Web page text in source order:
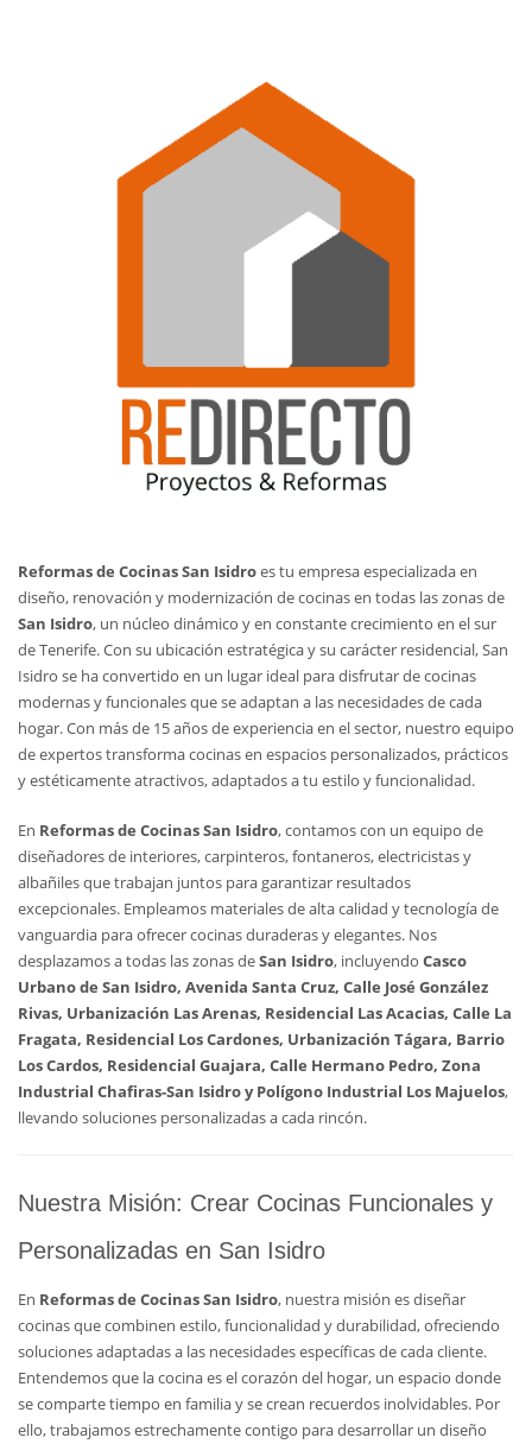
Reformas de Cocinas San Isidroes tu empresa especializada en
diseño, renovación y modernización de cocinas en todas las zonas de
San Isidro, un núcleo dinámico y en constante crecimiento en el sur
de Tenerife. Con su ubicación estratégica y su carácter residencial, San
Isidro se ha convertido en un lugar ideal para disfrutar de cocinas
modernas y funcionales que se adaptan a las necesidades de cada
hogar. Con más de 15 años de experiencia en el sector, nuestro equipo
de expertos transforma cocinas en espacios personalizados, prácticos
y estéticamente atractivos, adaptados a tu estilo y funcionalidad.
En Reformas de Cocinas San Isidro, contamos con un equipo de
diseñadores de interiores, carpinteros, fontaneros, electricistas y
albañiles que trabajan juntos para garantizar resultados
excepcionales. Empleamos materiales de alta calidad y tecnología de
vanguardia para ofrecer cocinas duraderas y elegantes. Nos
desplazamos a todas las zonas deSan Isidro, incluyendo Casco
Urbano de San Isidro, Avenida Santa Cruz, Calle José González
Rivas, Urbanización Las Arenas, Residencial Las Acacias, Calle La
Fragata, Residencial Los Cardones, Urbanización Tágara, Barrio
Los Cardos, Residencial Guajara, Calle Hermano Pedro, Zona
Industrial Chafiras-San Isidro y Polígono Industrial Los Majuelos,
llevando soluciones personalizadas a cada rincón.
Nuestra Misión: Crear Cocinas Funcionales y
Personalizadas en San Isidro
En Reformas de Cocinas San Isidro, nuestra misión es diseñar
cocinas que combinen estilo, funcionalidad y durabilidad, ofreciendo
soluciones adaptadas a las necesidades específicas de cada cliente.
Entendemos que la cocina es el corazón del hogar, un espacio donde
se comparte tiempo en familia y se crean recuerdos inolvidables. Por
ello, trabajamos estrechamente contigo para desarrollar un diseño